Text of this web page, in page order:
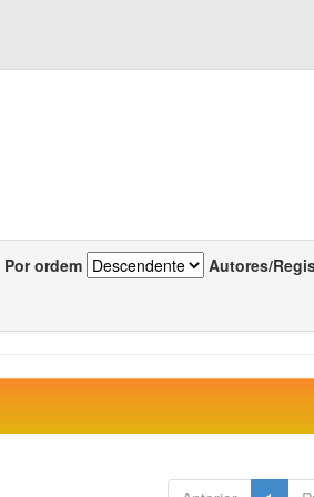
Por ordem Autores/